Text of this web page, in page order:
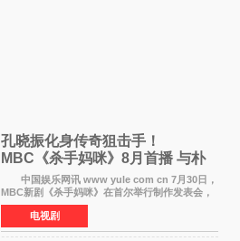
孔晓振化身传奇狙击手！
MBC《杀手妈咪》8月首播 与朴
恩斌展开收视对决
中国娱乐网讯 www yule com cn 7月30日，
MBC新剧《杀手妈咪》在首尔举行制作发表会，
主演孔晓振、郑准元、李相二、无真星、崔宇
成、李银泉等人一同出席，为新剧宣传造势。这
是孔晓振继《毛骨
电视剧